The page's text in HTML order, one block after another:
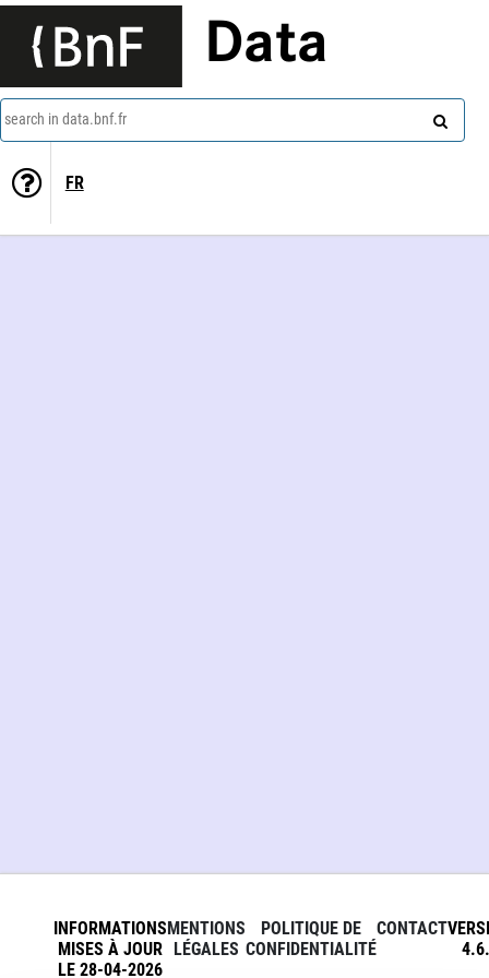
Data
search in data.bnf.fr
FR
INFORMATIONS
MISES À JOUR
LE 28-04-2026
MENTIONS
LÉGALES
POLITIQUE DE
CONFIDENTIALITÉ
CONTACT